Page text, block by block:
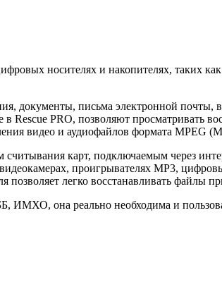
носителях и накопителях, таких
документы, письма электронной
Rescue PRO, позволяют просматривать
видео и аудиофайлов формата MPEG
карт, подключаемым через
проигрывателях MP3,
позволяет легко восстанавливать
ИМХО, она реально необходима и